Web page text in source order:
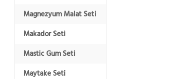
Magnezyum Malat Seti
Makador Seti
Mastic Gum Seti
Maytake Seti